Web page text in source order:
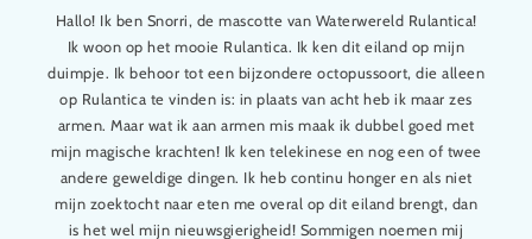
Hallo! Ik ben Snorri, de mascotte van Waterwereld Rulantica!
Ik woon op het mooie Rulantica. Ik ken dit eiland op mijn
duimpje. Ik behoor tot een bijzondere octopussoort, die alleen
op Rulantica te vinden is: in plaats van acht heb ik maar zes
armen. Maar wat ik aan armen mis maak ik dubbel goed met
mijn magische krachten! Ik ken telekinese en nog een of twee
andere geweldige dingen. Ik heb continu honger en als niet
mijn zoektocht naar eten me overal op dit eiland brengt, dan
is het wel mijn nieuwsgierigheid! Sommigen noemen mij